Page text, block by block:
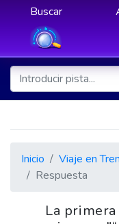
Buscar
Inicio Viaje en Tren
Respuesta
La